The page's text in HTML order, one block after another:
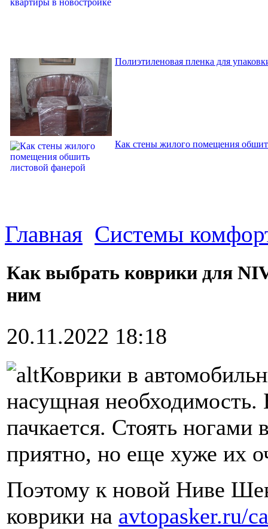
Полиэтиленовая пленка для
Как стены жилого помещения
Главная Системы
Как выбрать коврики для
ним
20.11.2022 18:18
Коврики в
насущная
пачкается. Стоять
приятно, но еще хуже их
Поэтому к новой Ниве
коврики на avtopasker.ru/